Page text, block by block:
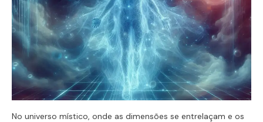
No universo místico, onde as dimensões se entrelaçam e os